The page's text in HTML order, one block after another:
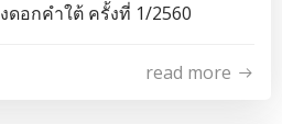
ดอกคำใต้ ครั้งที่ 1/2560
read more